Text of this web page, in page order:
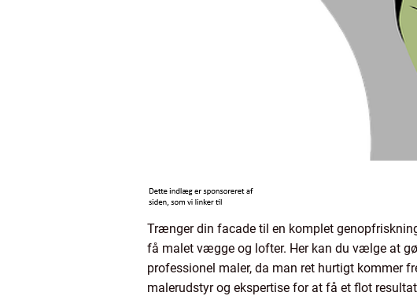
Trænger din facade til en komplet
få malet vægge og lofter. Her kan du vælge at
professionel maler, da man ret hurtigt kommer
malerudstyr og ekspertise for at få et flot